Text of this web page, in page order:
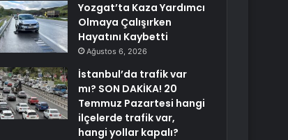
Yozgat’ta Kaza Yardımcı
Olmaya Çalışırken
Hayatını Kaybetti
Ağustos 6, 2026
İstanbul’da trafik var
mı? SON DAKİKA! 20
Temmuz Pazartesi hangi
ilçelerde trafik var,
hangi yollar kapalı?